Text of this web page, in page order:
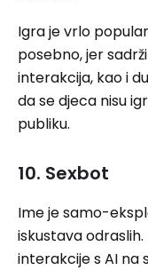
Igra je vrlo
posebno, jer
interakcija, kao i
da se djeca nisu
publiku.
10. Sexbot
Ime je samo-
iskustava
interakcije s AI na